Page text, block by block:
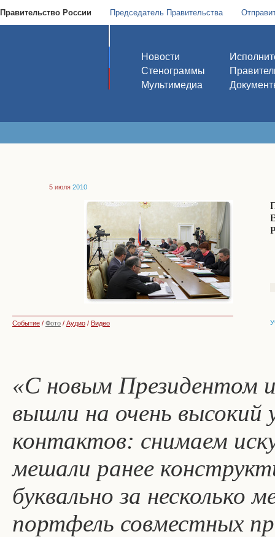
Правительство России Председатель Правительства
Новости
Стенограммы
Мультимедиа
5 июля 2010
Событие / Фото / Аудио / Видео
«С новым Президентом
вышли на очень высокий
контактов: снимаем
мешали ранее
буквально за несколько
портфель совместных